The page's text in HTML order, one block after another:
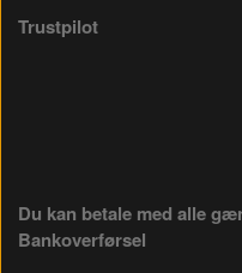
Trustpilot
Du kan betale med alle
Bankoverførsel